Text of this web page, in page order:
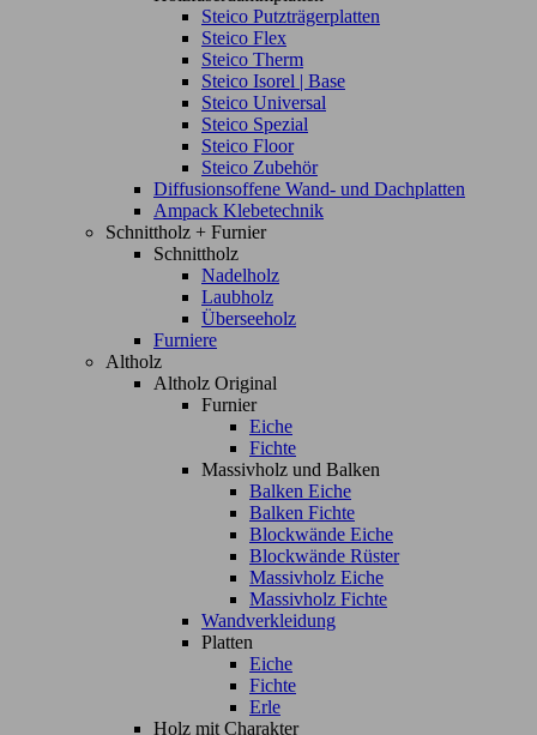
Steico Putzträgerplatten
Steico Flex
Steico Therm
Steico Isorel | Base
Steico Universal
Steico Spezial
Steico Floor
Steico Zubehör
Diffusionsoffene Wand- und Dachplatten
Ampack Klebetechnik
Schnittholz + Furnier
Schnittholz
Nadelholz
Laubholz
Überseeholz
Furniere
Altholz
Altholz Original
Furnier
Eiche
Fichte
Massivholz und Balken
Balken Eiche
Balken Fichte
Blockwände Eiche
Blockwände Rüster
Massivholz Eiche
Massivholz Fichte
Wandverkleidung
Platten
Eiche
Fichte
Erle
Holz mit Charakter